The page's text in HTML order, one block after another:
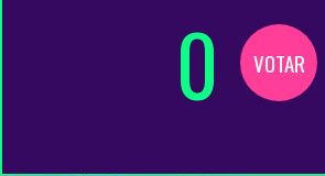
0 VOTAR